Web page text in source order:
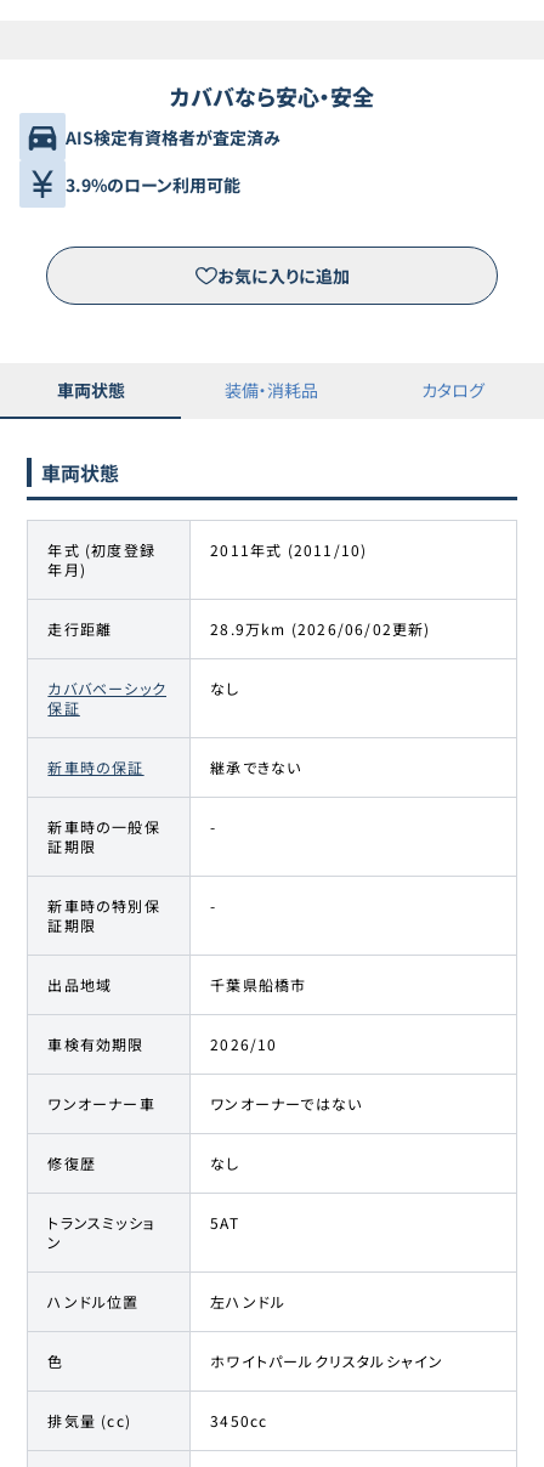
カババなら安心・安全
AIS検定有資格者が査定済み
3.9%のローン利用可能
お気に入りに追加
車両状態 装備・消耗品 カタログ
車両状態
年式 (初度登録
年月)
2011年式 (2011/10)
走行距離 28.9万km (2026/06/02更新)
カババベーシック
保証
なし
新車時の保証 継承できない
新車時の一般保
証期限
-
新車時の特別保
証期限
-
出品地域 千葉県船橋市
車検有効期限 2026/10
ワンオーナー車 ワンオーナーではない
修復歴 なし
トランスミッショ
ン
5AT
ハンドル位置 左ハンドル
色 ホワイトパールクリスタルシャイン
排気量 (cc) 3450cc